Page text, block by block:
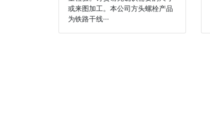
或来图加工。本公司方头螺栓产品
为铁路干线···